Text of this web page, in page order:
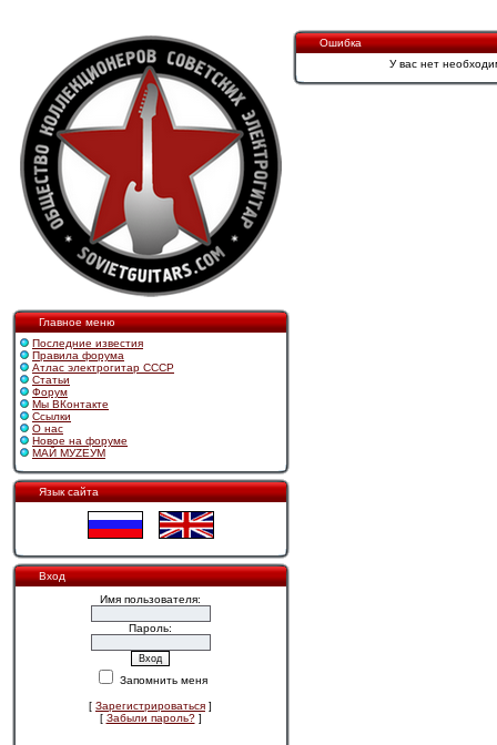
Главное меню
Последние известия
Правила форума
Атлас электрогитар СССР
Статьи
Форум
Мы ВКонтакте
Ссылки
О нас
Новое на форуме
МАЙ МУZЕУМ
Язык сайта
Вход
Имя пользователя:
Пароль:
Запомнить меня
[ Зарегистрироваться ]
[ Забыли пароль?]
Ошибка
У вас нет